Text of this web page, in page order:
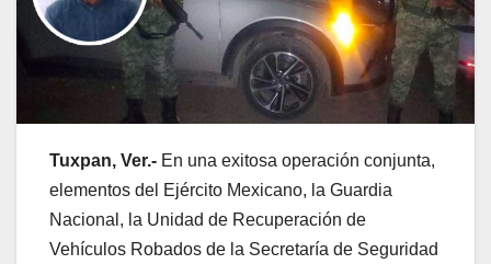
Tuxpan, Ver.- En una exitosa operación conjunta,
elementos del Ejército Mexicano, la Guardia
Nacional, la Unidad de Recuperación de
Vehículos Robados de la Secretaría de Seguridad